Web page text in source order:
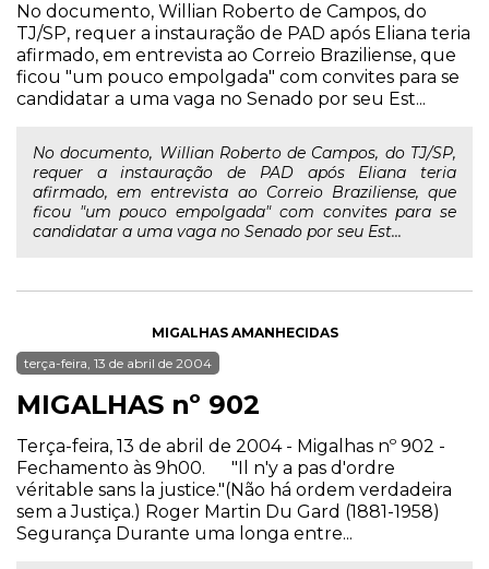
No documento, Willian Roberto de Campos, do
TJ/SP, requer a instauração de PAD após Eliana teria
afirmado, em entrevista ao Correio Braziliense, que
ficou "um pouco empolgada" com convites para se
candidatar a uma vaga no Senado por seu Est...
No documento, Willian Roberto de Campos, do TJ/SP,
requer a instauração de PAD após Eliana teria
afirmado, em entrevista ao Correio Braziliense, que
ficou "um pouco empolgada" com convites para se
candidatar a uma vaga no Senado por seu Est...
MIGALHAS AMANHECIDAS
terça-feira, 13 de abril de 2004
MIGALHAS nº 902
Terça-feira, 13 de abril de 2004 - Migalhas nº 902 -
Fechamento às 9h00. "Il n'y a pas d'ordre
véritable sans la justice."(Não há ordem verdadeira
sem a Justiça.) Roger Martin Du Gard (1881-1958)
Segurança Durante uma longa entre...